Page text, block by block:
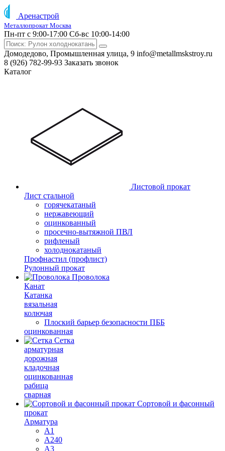
Аренастрой
Металлопрокат Москва
Пн-пт с 9:00-17:00 Сб-вс 10:00-14:00
Домодедово, Промышленная улица, 9 info@metallmskstroy.ru
8 (926) 782-99-93 Заказать звонок
Каталог
Листовой прокат
Лист стальной
горячекатаный
нержавеющий
оцинкованный
просечно-вытяжной ПВЛ
рифленый
холоднокатаный
Профнастил (профлист)
Рулонный прокат
Проволока
Канат
Катанка
вязальная
колючая
Плоский барьер безопасности ПББ
оцинкованная
Сетка
арматурная
дорожная
кладочная
оцинкованная
рабица
сварная
Сортовой и фасонный
прокат
Арматура
А1
А240
А3